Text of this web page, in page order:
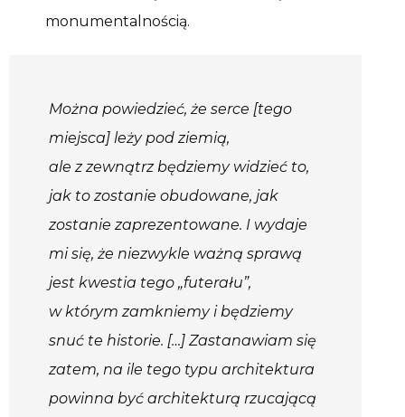
monumentalnością.
Można powiedzieć, że serce [tego
miejsca] leży pod ziemią,
ale z zewnątrz będziemy widzieć to,
jak to zostanie obudowane, jak
zostanie zaprezentowane. I wydaje
mi się, że niezwykle ważną sprawą
jest kwestia tego „futerału”,
w którym zamkniemy i będziemy
snuć te historie. […] Zastanawiam się
zatem, na ile tego typu architektura
powinna być architekturą rzucającą